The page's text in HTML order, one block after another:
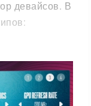
девайсов. В